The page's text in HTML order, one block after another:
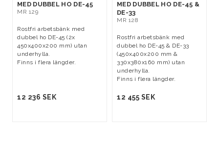
MED DUBBEL HO DE-45
MR 129
Rostfri arbetsbänk med
dubbel ho DE-45 (2x
450x400x200 mm) utan
underhylla.
Finns i flera längder.
12 236 SEK
MED DUBBEL HO DE-45 &
DE-33
MR 128
Rostfri arbetsbänk med
dubbel ho DE-45 & DE-33
(450x400x200 mm &
330x380x160 mm) utan
underhylla.
Finns i flera längder.
12 455 SEK